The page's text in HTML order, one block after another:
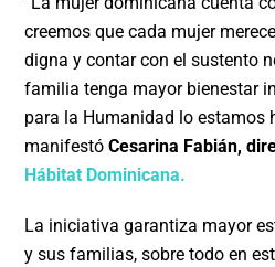
creemos que cada mujer
digna y contar con el sustento
familia tenga mayor bienestar
para la Humanidad lo estamos
manifestóCesarina Fabián,
Hábitat Dominicana.
La iniciativa garantiza mayor
y sus familias, sobre todo en